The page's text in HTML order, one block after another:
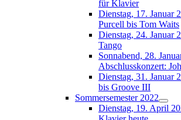
für Klavier
Dienstag, 17. Januar
Purcell bis Tom Waits
Dienstag, 24. Januar
Tango
Sonnabend, 28.
Abschlusskonzert:
Dienstag, 31. Januar
bis Groove III
Sommersemester 2022
Dienstag, 19. April